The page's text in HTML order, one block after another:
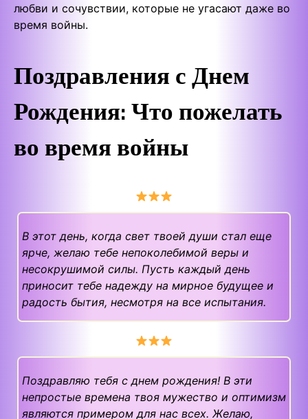
любви и сочувствии, которые не угасают даже во
время войны.
Поздравления с Днем
Рождения:Что пожелать
во время войны
В этот день, когда свет твоей души стал еще
ярче, желаю тебе непоколебимой веры и
несокрушимой силы. Пусть каждый день
приносит тебе надежду на мирное будущее и
радость бытия, несмотря на все испытания.
Поздравляю тебя с днем рождения! В эти
непростые времена твоя мужество и оптимизм
являются примером для нас всех. Желаю,